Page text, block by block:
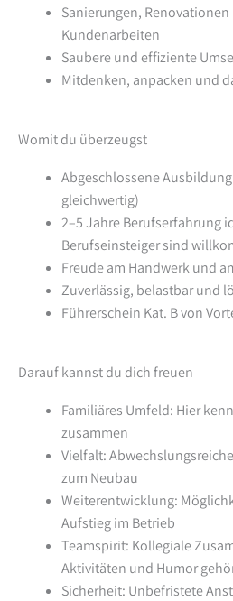
Sanierungen,
Kundenarbeiten
Saubere und effiziente
Mitdenken, anpacken und
Womit du überzeugst
Abgeschlossene
gleichwertig)
2–5 Jahre Berufserfahrung
Berufseinsteiger sind
Freude am Handwerk und
Zuverlässig, belastbar und
Führerschein Kat. B von
Darauf kannst du dich freuen
Familiäres Umfeld: Hier
zusammen
Vielfalt:
zum Neubau
Weiterentwicklung:
Aufstieg im Betrieb
Teamspirit: Kollegiale
Aktivitäten und Humor
Sicherheit: Unbefristete